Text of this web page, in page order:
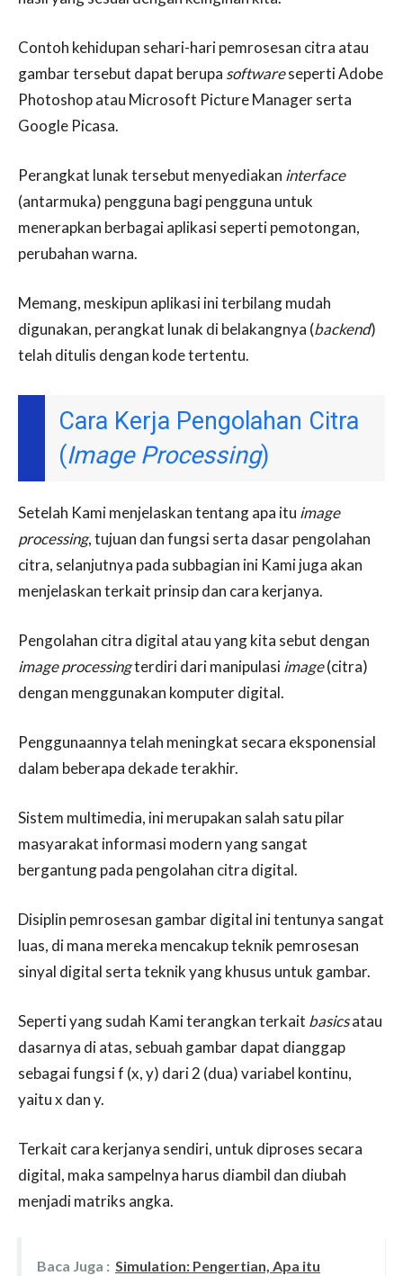
Contoh kehidupan sehari-hari pemrosesan citra atau
gambar tersebut dapat berupa softwareseperti Adobe
Photoshop atau Microsoft Picture Manager serta
Google Picasa.
Perangkat lunak tersebut menyediakan interface
(antarmuka) pengguna bagi pengguna untuk
menerapkan berbagai aplikasi seperti pemotongan,
perubahan warna.
Memang, meskipun aplikasi ini terbilang mudah
digunakan, perangkat lunak di belakangnya (backend)
telah ditulis dengan kode tertentu.
Cara Kerja Pengolahan Citra
(Image Processing)
Setelah Kami menjelaskan tentang apa itu image
processing, tujuan dan fungsi serta dasar pengolahan
citra, selanjutnya pada subbagian ini Kami juga akan
menjelaskan terkait prinsip dan cara kerjanya.
Pengolahan citra digital atau yang kita sebut dengan
image processingterdiri dari manipulasiimage(citra)
dengan menggunakan komputer digital.
Penggunaannya telah meningkat secara eksponensial
dalam beberapa dekade terakhir.
Sistem multimedia, ini merupakan salah satu pilar
masyarakat informasi modern yang sangat
bergantung pada pengolahan citra digital.
Disiplin pemrosesan gambar digital ini tentunya sangat
luas, di mana mereka mencakup teknik pemrosesan
sinyal digital serta teknik yang khusus untuk gambar.
Seperti yang sudah Kami terangkan terkait basicsatau
dasarnya di atas, sebuah gambar dapat dianggap
sebagai fungsi f (x, y) dari 2 (dua) variabel kontinu,
yaitu x dan y.
Terkait cara kerjanya sendiri, untuk diproses secara
digital, maka sampelnya harus diambil dan diubah
menjadi matriks angka.
Baca Juga : Simulation: Pengertian, Apa itu